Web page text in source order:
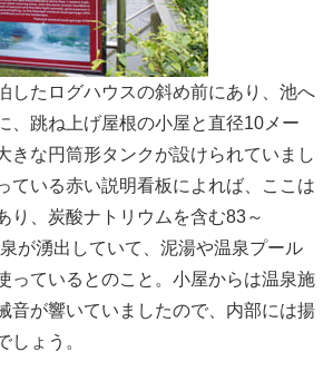
したログハウスの斜め前にあり、池へ
、跳ね上げ屋根の小屋と直径10メー
きな円筒形タンクが設けられていまし
ている赤い説明看板によれば、ここは
り、炭酸ナトリウムを含む83～
が湧出していて、泥湯や温泉プール
っているとのこと。小屋からは温泉施
音が響いていましたので、内部には揚
しょう。